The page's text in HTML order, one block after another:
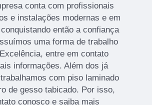
conta com profissionais
e instalações modernas e em
então a confiança
uma forma de trabalho
entre em contato
informações. Além dos já
com piso laminado
de gesso tabicado. Por isso,
conosco e saiba mais